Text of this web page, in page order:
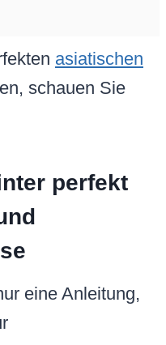
asiatischen
schauen Sie
perfekt
eine Anleitung,